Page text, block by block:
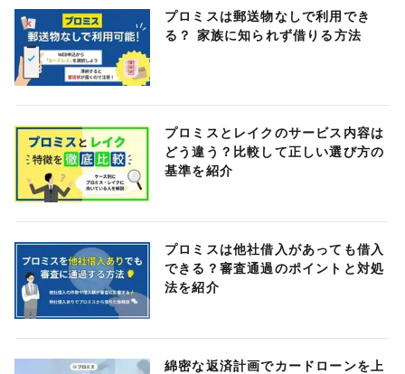
プロミスは郵送物なしで利用でき
る？ 家族に知られず借りる方法
プロミスとレイクのサービス内容は
どう違う？比較して正しい選び方の
基準を紹介
プロミスは他社借入があっても借入
できる？審査通過のポイントと対処
法を紹介
綿密な返済計画でカードローンを上